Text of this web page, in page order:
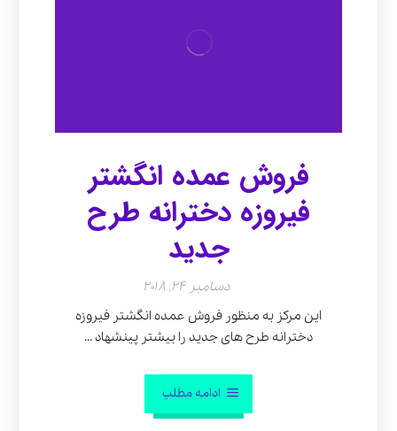
فروش عمده انگشتر
فیروزه دخترانه طرح
جدید
دسامبر 24, 2018
این مرکز به منظور فروش عمده انگشتر فیروزه
دخترانه طرح های جدید را بیشتر پینشهاد ...
ادامه مطلب